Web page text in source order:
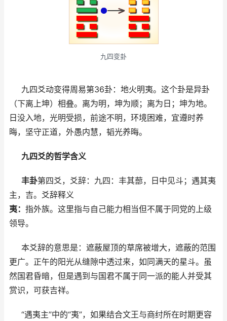
九四变卦
九四爻动变得周易第36卦：地火明夷。这个卦是异卦
（下离上坤）相叠。离为明，坤为顺；离为日；坤为地。
日没入地，光明受损，前途不明，环境困难，宜遵时养
晦，坚守正道，外愚内慧，韬光养晦。
九四爻的哲学含义
丰卦第四爻，爻辞：九四：丰其蔀，日中见斗；遇其夷
主，吉。爻辞释义
夷： 指外族。这里指与自己能力相当但不属于同党的上级
领导。
本爻辞的意思是：遮蔽屋顶的草席被增大，遮蔽的范围
更广。正午的阳光从缝隙中透过来，如同满天的星斗。虽
然国君昏暗，但是遇到与国君不属于同一派的能人并受其
赏识，可获吉祥。
“遇夷主”中的“夷”，如果结合文王与商纣所在时期更容